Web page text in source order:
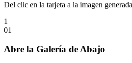
Del clic en la tarjeta a la imagen
1
01
Abre la Galería de Abajo